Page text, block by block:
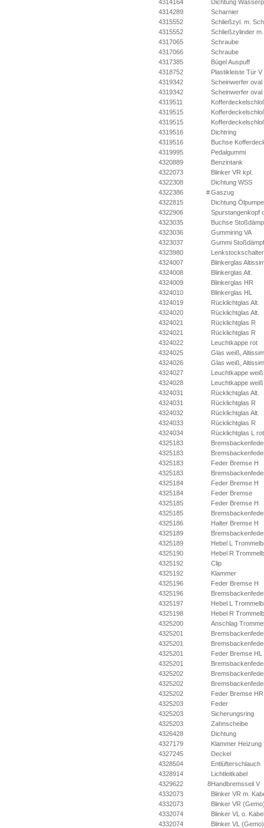
4314164
Dichtung
4314289
Scharnier
4315552
Schließzyl. m.
4315552
Schließzylinder
4317065
Schraube
4317066
Schraube
4317385
Bügel Auspuff
4318752
Plastikleiste Tür V
4319342
Scheinwerfer oval
4319342
Scheinwerfer oval
4319511
4319515
4319515
4319516
Dichtring
4319516
Buchse
4319995
Pedalgummi
4320889
Benzintank
4322073
Blinker VR kpl.
4322308
Dichtung WSS
4322386
# Gaszug
4322815
Dichtung Ölpumpe
4322906
Spurstangenkopf
4323035
Buchse
4323036
Gummiring VA
4323037
Gummi
4323980
Lenkstockschalter
4324007
Blinkerglas
4324008
Blinkerglas Alt.
4324009
Blinkerglas HR
4324010
Blinkerglas HL
4324019
Rücklichtglas Alt.
4324020
Rücklichtglas Alt.
4324021
Rücklichtglas R
4324021
Rücklichtglas R
4324022
Leuchtkappe rot
4324025
Glas weiß,
4324026
Glas weiß,
4324027
Leuchtkappe weiß
4324028
Leuchtkappe weiß
4324031
Rücklichtglas Alt.
4324031
Rücklichtglas R
4324032
Rücklichtglas Alt.
4324033
Rücklichtglas R
4324034
Rücklichtglas L rot
4325183
4325183
4325183
Feder Bremse H
4325183
4325184
Feder Bremse H
4325184
Feder Bremse
4325185
Feder Bremse H
4325185
4325186
Halter Bremse H
4325189
4325189
Hebel L
4325190
Hebel R
4325192
Clip
4325192
Klammer
4325196
Feder Bremse H
4325196
4325197
Hebel L
4325198
Hebel R
4325200
Anschlag
4325201
4325201
4325201
Feder Bremse HL
4325201
4325202
4325202
4325202
Feder Bremse HR
4325203
Feder
4325203
Sicherungsring
4325203
Zahnscheibe
4326428
Dichtung
4327179
Klammer Heizung
4327245
Deckel
4328504
Entlüfterschlauch
4328914
Lichtleitkabel
4329622
8Handbremsseil V
4332073
Blinker VR m.
4332073
Blinker VR
4332074
Blinker VL o. Kabel
4332074
Blinker VL (Gemo)